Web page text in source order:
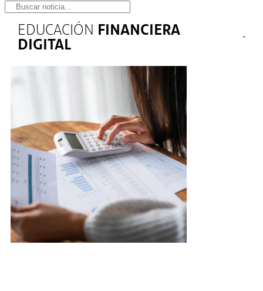
EDUCACIÓN FINANCIERA
DIGITAL